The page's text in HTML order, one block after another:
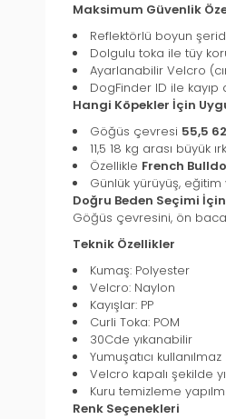
Maksimum Güvenlik
Reflektörlü boyun
Dolgulu toka ile tüy
Ayarlanabilir Velcro
DogFinder ID ile
Hangi Köpekler İçin
Göğüs çevresi 55,5
11,5 18 kg arası büyük
Özellikle French
Günlük yürüyüş,
Doğru Beden Seçimi
Göğüs çevresini, ön
Teknik Özellikler
Kumaş: Polyester
Velcro: Naylon
Kayışlar: PP
Curli Toka: POM
30Cde yıkanabilir
Yumuşatıcı kullanılmaz
Velcro kapalı şekilde
Kuru temizleme
Renk Seçenekleri